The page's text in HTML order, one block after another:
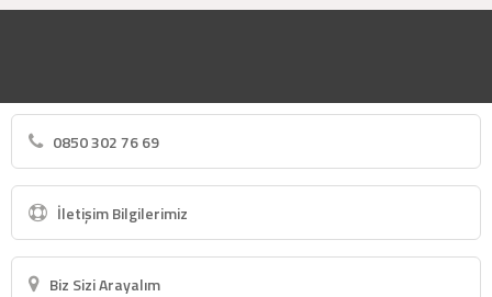
0850 302 76 69
İletişim Bilgilerimiz
Biz Sizi Arayalım